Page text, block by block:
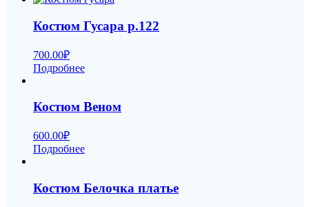
Костюм Гусара р.122
700.00₽
Подробнее
Костюм Веном
600.00₽
Подробнее
Костюм Белочка платье